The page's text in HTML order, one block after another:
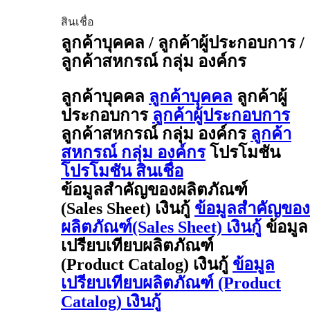
สินเชื่อ
ลูกค้าบุคคล / ลูกค้าผู้ประกอบการ /
ลูกค้าสหกรณ์ กลุ่ม องค์กร
ลูกค้าบุคคล ลูกค้าบุคคล ลูกค้าผู้
ประกอบการ ลูกค้าผู้ประกอบการ
ลูกค้าสหกรณ์ กลุ่ม องค์กร ลูกค้า
สหกรณ์ กลุ่ม องค์กร โปรโมชัน
โปรโมชัน สินเชื่อ
ข้อมูลสำคัญของผลิตภัณฑ์
(Sales Sheet) เงินกู้ ข้อมูลสำคัญของ
ผลิตภัณฑ์(Sales Sheet) เงินกู้ ข้อมูล
เปรียบเทียบผลิตภัณฑ์
(Product Catalog) เงินกู้ ข้อมูล
เปรียบเทียบผลิตภัณฑ์ (Product
Catalog) เงินกู้